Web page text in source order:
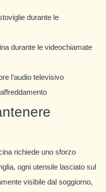
durante le
durante le videochiamate
l’audio televisivo
richiede uno sforzo
ogni utensile lasciato sul
visibile dal soggiorno,